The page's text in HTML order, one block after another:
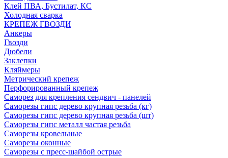
Клей ПВА, Бустилат, КС
Холодная сварка
КРЕПЕЖ ГВОЗДИ
Анкеры
Гвозди
Дюбели
Заклепки
Кляймеры
Метрический крепеж
Перфорированный крепеж
Саморез для крепления сендвич - панелей
Саморезы гипс дерево крупная резьба (кг)
Саморезы гипс дерево крупная резьба (шт)
Саморезы гипс металл частая резьба
Саморезы кровельные
Саморезы оконные
Саморезы с пресс-шайбой острые